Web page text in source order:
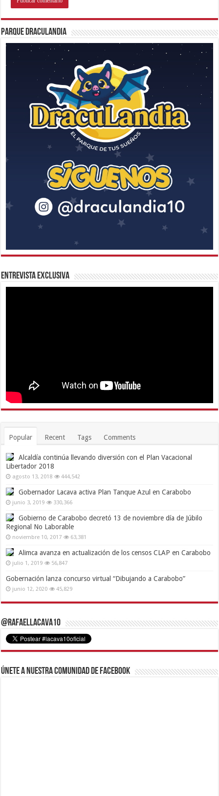
Parque Draculandia
Entrevista Exclusiva
Popular Recent Tags Comments
Alcaldía continúa llevando diversión con el Plan Vacacional
Libertador 2018
agosto 13, 2018 444,542
Gobernador Lacava activa Plan Tanque Azul en Carabobo
junio 3, 2019 330,366
Gobierno de Carabobo decretó 13 de noviembre día de Júbilo
Regional No Laborable
noviembre 10, 2017 63,381
Alimca avanza en actualización de los censos CLAP en Carabobo
julio 1, 2019 56,847
Gobernación lanza concurso virtual “Dibujando a Carabobo”
junio 12, 2020 45,829
@RafaelLacava10
Únete a nuestra comunidad de Facebook